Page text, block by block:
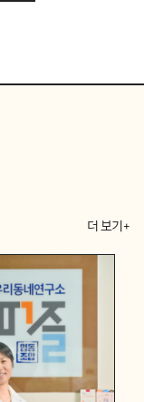
더 보기+